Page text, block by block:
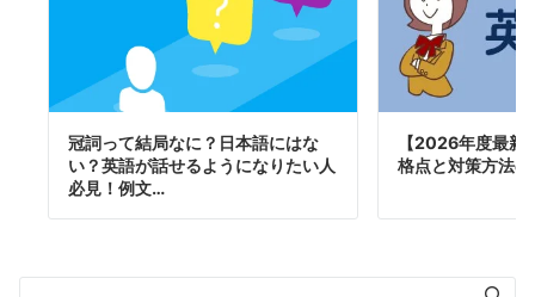
冠詞って結局なに？日本語にはな
い？英語が話せるようになりたい人
必見！例文…
【2026年度最新
格点と対策方法